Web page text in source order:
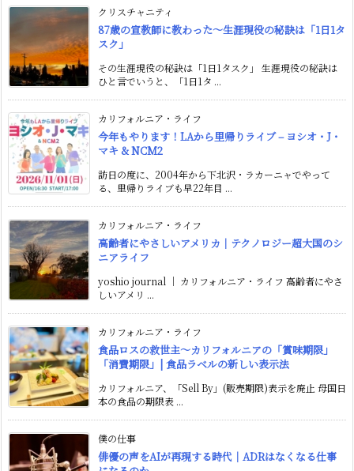
クリスチャニティ
87歳の宣教師に教わった〜生涯現役の秘訣は「1日1タ
スク」
その生涯現役の秘訣は「1日1タスク」 生涯現役の秘訣は
ひと言でいうと、「1日1タ ...
カリフォルニア・ライフ
今年もやります！LAから里帰りライブ – ヨシオ・J・
マキ & NCM2
訪日の度に、2004年から下北沢・ラカーニャでやって
る、里帰りライブも早22年目 ...
カリフォルニア・ライフ
高齢者にやさしいアメリカ｜テクノロジー超大国のシ
ニアライフ
yoshio journal ｜ カリフォルニア・ライフ 高齢者にやさ
しいアメリ ...
カリフォルニア・ライフ
食品ロスの救世主〜カリフォルニアの「賞味期限」
「消費期限」| 食品ラベルの新しい表示法
カリフォルニア、「Sell By」(販売期限)表示を廃止 母国日
本の食品の期限表 ...
僕の仕事
俳優の声をAIが再現する時代｜ADRはなくなる仕事